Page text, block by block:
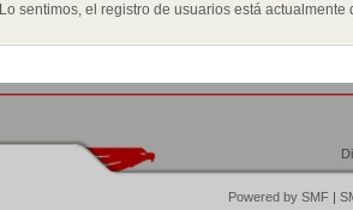
Lo sentimos, el registro de usuarios está actualmente
Powered by SMF|